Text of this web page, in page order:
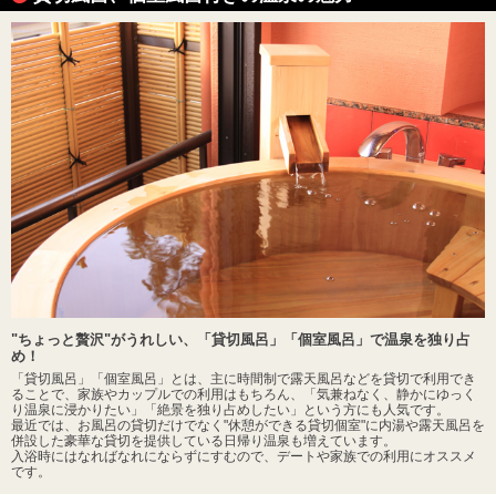
"ちょっと贅沢"がうれしい、「貸切風呂」「個室風呂」で温泉を独り占
め！
「貸切風呂」「個室風呂」とは、主に時間制で露天風呂などを貸切で利用でき
ることで、家族やカップルでの利用はもちろん、「気兼ねなく、静かにゆっく
り温泉に浸かりたい」「絶景を独り占めしたい」という方にも人気です。
最近では、お風呂の貸切だけでなく"休憩ができる貸切個室"に内湯や露天風呂を
併設した豪華な貸切を提供している日帰り温泉も増えています。
入浴時にはなればなれにならずにすむので、デートや家族での利用にオススメ
です。